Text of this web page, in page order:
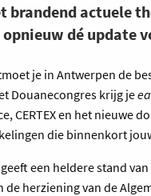
brandend actuele
opnieuw dé update
je in Antwerpen de
Douanecongres krijg je
CERTEX en het nieuwe
die binnenkort
een heldere stand
herziening van de